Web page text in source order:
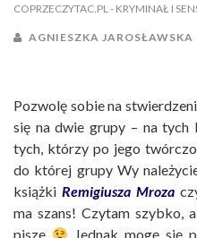
COPRZECZYTAC.PL - KRYMINAŁ I
AGNIESZKA JAROSŁAWSKA
Pozwolę sobie na
się na dwie grupy – na
tych, którzy po jego
do której grupy Wy
książki Remigiusza Mroza
ma szans! Czytam szybko,
pisze
Jednak mogę się